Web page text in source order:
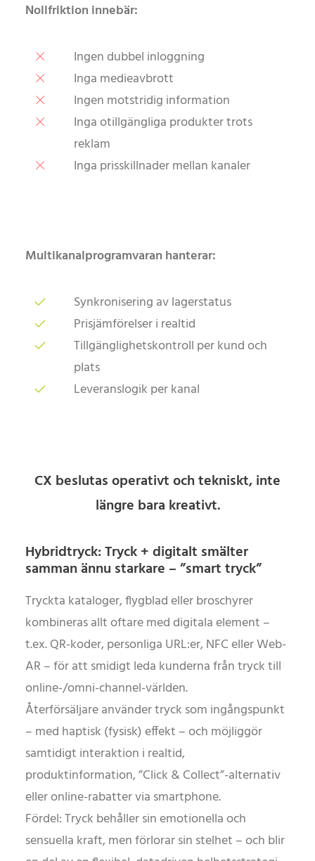
Nollfriktion innebär:
Ingen dubbel inloggning
Inga medieavbrott
Ingen motstridig information
Inga otillgängliga produkter trots
reklam
Inga prisskillnader mellan kanaler
Multikanalprogramvaran hanterar:
Synkronisering av lagerstatus
Prisjämförelser i realtid
Tillgänglighetskontroll per kund och
plats
Leveranslogik per kanal
CX beslutas operativt och tekniskt, inte
längre bara kreativt.
Hybridtryck: Tryck + digitalt smälter
samman ännu starkare – ”smart tryck”
Tryckta kataloger, flygblad eller broschyrer
kombineras allt oftare med digitala element –
t.ex. QR-koder, personliga URL:er, NFC eller Web-
AR – för att smidigt leda kunderna från tryck till
online-/omni-channel-världen.
Återförsäljare använder tryck som ingångspunkt
– med haptisk (fysisk) effekt – och möjliggör
samtidigt interaktion i realtid,
produktinformation, ”Click & Collect”-alternativ
eller online-rabatter via smartphone.
Fördel: Tryck behåller sin emotionella och
sensuella kraft, men förlorar sin stelhet – och blir